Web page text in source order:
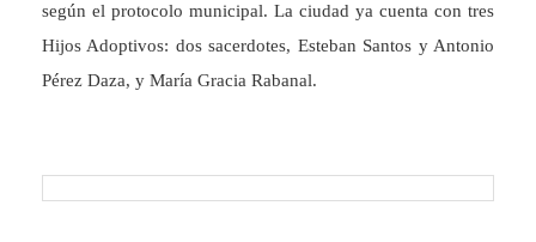
según el protocolo municipal. La ciudad ya cuenta con tres
Hijos Adoptivos: dos sacerdotes, Esteban Santos y Antonio
Pérez Daza, y María Gracia Rabanal.